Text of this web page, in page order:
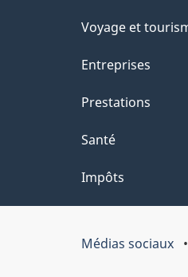
Voyage et
Entreprises
Prestations
Santé
Impôts
Médias sociaux